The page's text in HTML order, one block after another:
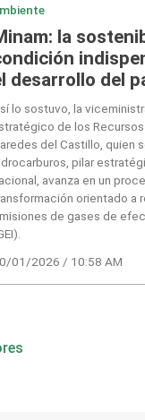
la
desarrollo del
lo sostuvo, la
de los
del Castillo, quien
pilar
avanza en un
orientado a
de gases de
01/2026 / 10:58 AM